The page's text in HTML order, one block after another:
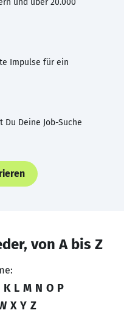
Impulse für ein
Deine Job-Suche
von A bis Z
K L M N O P
X Y Z